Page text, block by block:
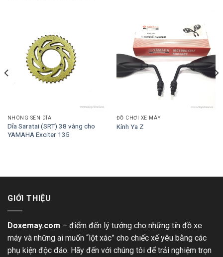
NHÔNG SÊN DĨA
Dĩa Saratai (SRT) 38 vàng cho
YAMAHA Exciter 135
ĐỒ CHƠI XE MÁY
Kính Ya Z
GIỚI THIỆU
Doxemay.com – điểm đến lý tưởng cho những tín đồ xe
máy và những ai muốn “lột xác” cho chiếc xế yêu bằng các
phụ kiện độc đáo. Hãy đến với chúng tôi để trải nghiệm trọn